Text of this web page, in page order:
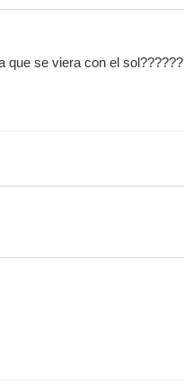
que se viera con el sol??????